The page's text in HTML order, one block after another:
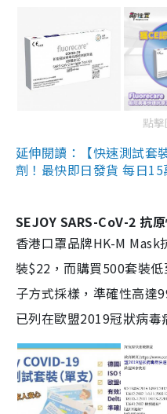
點
延伸閱讀：【快速測試套
劑！最快即日發貨 每日15
SEJOY SARS-CoV-2 抗
香港口罩品牌HK-M Mask
裝$22，而購買500套裝
子方式採樣，準確性高達
已列在歐盟2019冠狀病毒